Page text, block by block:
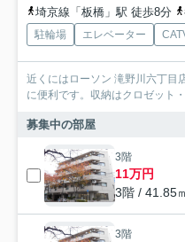
埼京線「板橋」駅 徒歩8分
駐輪場 エレベーター
近くにはローソン 滝野川六丁目
に便利です。収納はクロゼット
募集中の部屋
3階
11万円
3階 / 41.85
3階